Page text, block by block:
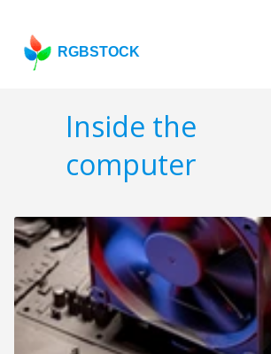
RGBSTOCK
Inside the
computer